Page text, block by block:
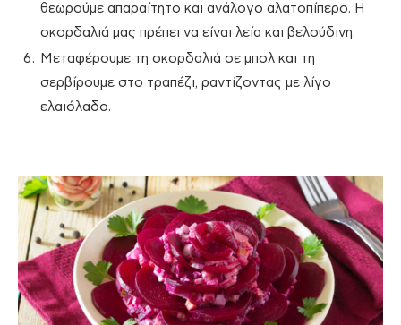
θεωρούμε απαραίτητο και ανάλογο αλατοπίπερο. Η
σκορδαλιά μας πρέπει να είναι λεία και βελούδινη.
Μεταφέρουμε τη σκορδαλιά σε μπολ και τη
σερβίρουμε στο τραπέζι, ραντίζοντας με λίγο
ελαιόλαδο.